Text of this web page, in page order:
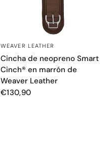
VISTA RÁPIDA
WEAVER LEATHER
Cincha de neopreno Smart
Cinch® en marrón de
Weaver Leather
€130,90